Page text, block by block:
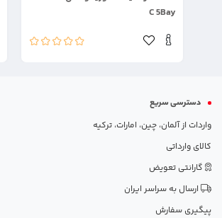
C 5Bay
دسترسی سریع
واردات از آلمان، چین، امارات، ترکیه
کالای وارداتی
گارانتی تعویض
ارسال به سراسر ایران
پیگیری سفارش